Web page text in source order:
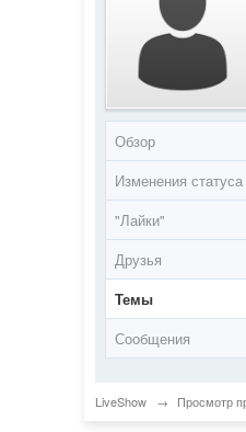
Обзор
Изменения статуса
"Лайки"
Друзья
Темы
Сообщения
LiveShow → Просмотр